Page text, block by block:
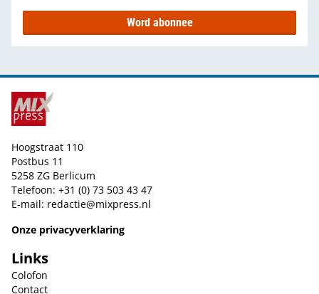
Word abonnee
Hoogstraat 110
Postbus 11
5258 ZG Berlicum
Telefoon: +31 (0) 73 503 43 47
E-mail: redactie@mixpress.nl
Onze privacyverklaring
Links
Colofon
Contact